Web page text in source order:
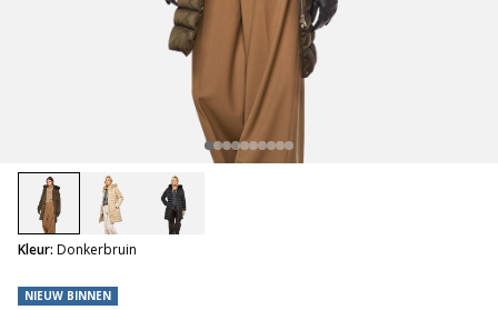
NIEUW BINNEN
Kleur: Donkerbruin
selected